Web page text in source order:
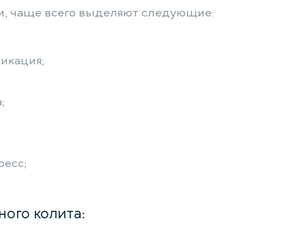
чаще всего выделяют следующие:
колита: